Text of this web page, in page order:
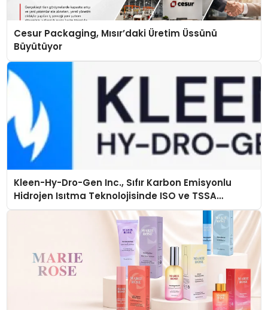
Cesur Packaging, Mısır’daki Üretim Üssünü
Büyütüyor
Kleen-Hy-Dro-Gen Inc., Sıfır Karbon Emisyonlu
Hidrojen Isıtma Teknolojisinde ISO ve TSSA
Düzenleyici Onaylarını Aldı